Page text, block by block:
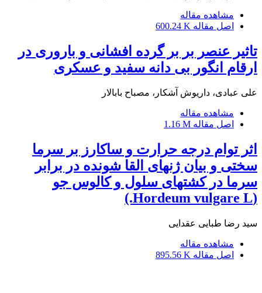
مشاهده مقاله
اصل مقاله 600.24 K
تاثیر عنصر بر بر گرده افشانی و باروری در
ارقام انگور بی دانه سفید و عسکری
علی عبادی، داریوش آشکار، مصباح بابالار
مشاهده مقاله
اصل مقاله 1.16 M
اثر توام درجه حرارت و ساکارز بر سرما
سختی و بیان ژنهای القا شونده در برابر
سرما در کشتهای سلول و کالوس جو
(Hordeum vulgare L.)
سید رضا طبایی عقدایی
مشاهده مقاله
اصل مقاله 895.56 K